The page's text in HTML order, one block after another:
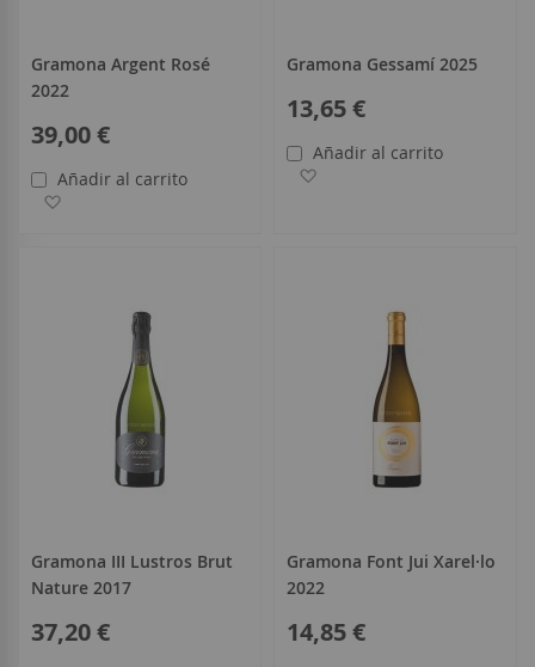
Gramona Argent Rosé
2022
39,00 €
Añadir al carrito
Gramona Gessamí 2025
13,65 €
Añadir al carrito
Gramona III Lustros Brut
Nature 2017
37,20 €
Gramona Font Jui Xarel·lo
2022
14,85 €